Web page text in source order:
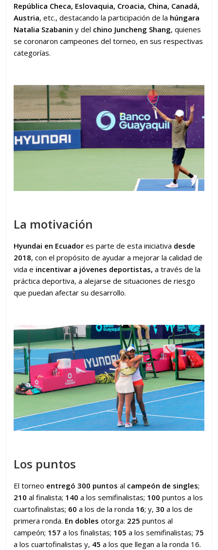
República Checa, Eslovaquia, Croacia, China, Canadá,
Austria, etc., destacando la participación de la húngara
Natalia Szabanin y del chino Juncheng Shang, quienes
se coronaron campeones del torneo, en sus respectivas
categorías.
La motivación
Hyundai en Ecuador es parte de esta iniciativa desde
2018, con el propósito de ayudar a mejorar la calidad de
vida e incentivar a jóvenes deportistas, a través de la
práctica deportiva, a alejarse de situaciones de riesgo
que puedan afectar su desarrollo.
Los puntos
El torneo entregó 300 puntos al campeón de singles;
210 al finalista; 140 a los semifinalistas; 100 puntos a los
cuartofinalistas; 60 a los de la ronda 16; y,30 a los de
primera ronda. En dobles otorga: 225 puntos al
campeón; 157 a los finalistas; 105 a los semifinalistas; 75
a los cuartofinalistas y, 45 a los que llegan a la ronda 16.